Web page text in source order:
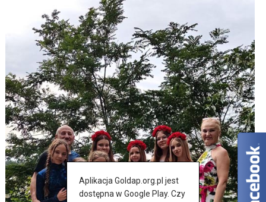
Aplikacja Goldap.org.pl jest
dostępna w Google Play. Czy